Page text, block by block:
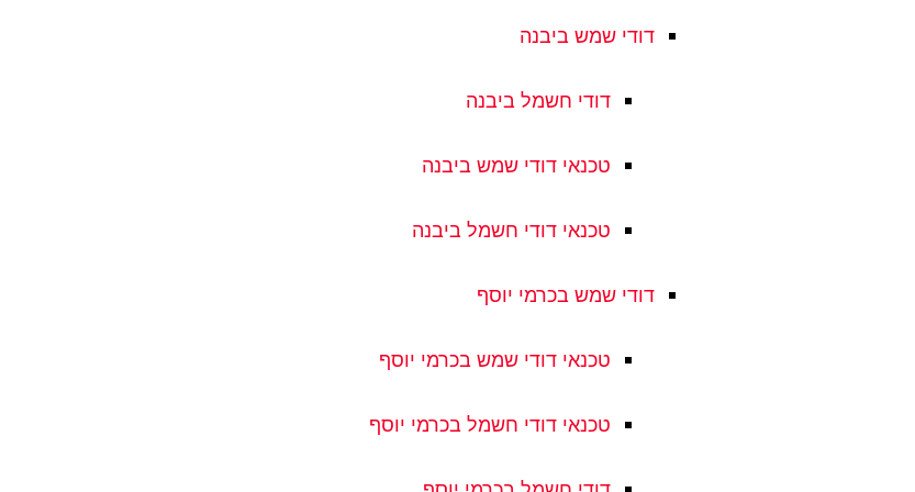
דודי שמש ביבנה
דודי חשמל ביבנה
טכנאי דודי שמש ביבנה
טכנאי דודי חשמל ביבנה
דודי שמש בכרמי יוסף
טכנאי דודי שמש בכרמי יוסף
טכנאי דודי חשמל בכרמי יוסף